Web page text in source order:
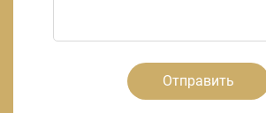
Отправить